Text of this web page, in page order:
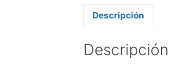
Descripción
Descripción